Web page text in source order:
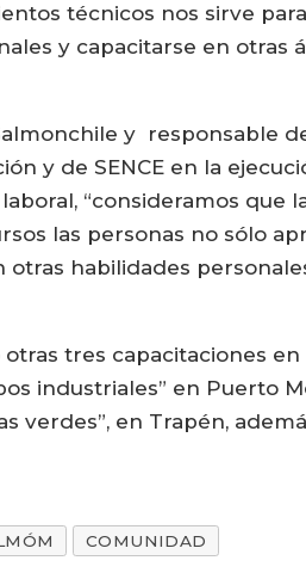
técnicos nos sirve
y capacitarse en otras
y responsable
y de SENCE en la
“consideramos que
las personas no sólo
otras habilidades
tres capacitaciones
industriales” en Puerto
verdes”, en Trapén,
COMUNIDAD